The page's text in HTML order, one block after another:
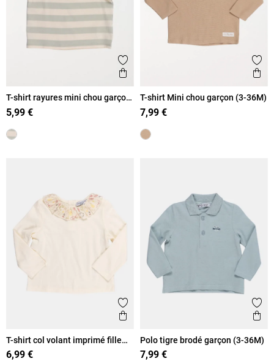
Ajouter aux favoris
Aperçu rapide
T-shirt rayures mini chou garçon
(3-36M)
5,99 €
T-shirt Mini chou garçon (3-36M)
7,99 €
Ajouter aux favoris
Aperçu rapide
T-shirt col volant imprimé fille
(3-36M)
6,99 €
Polo tigre brodé garçon (3-36M)
7,99 €